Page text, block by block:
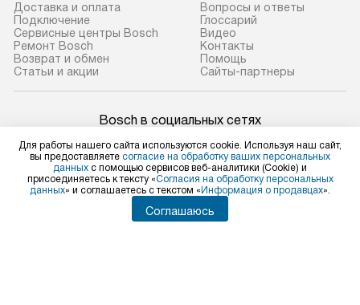
Доставка и оплата
Подключение
Сервисные центры Bosch
Ремонт Bosch
Возврат и обмен
Статьи и акции
Вопросы и ответы
Глоссарий
Видео
Контакты
Помощь
Сайты-партнеры
Bosch в социальных сетях
Для физических лиц
shop@bosch-centre.ru
Для юридических лиц
Для работы нашего сайта используются cookie. Используя наш сайт,
вы предоставляете согласие на обработку ваших персональных
данных с помощью сервисов веб-аналитики (Cookie) и
присоединяетесь к тексту «Согласия на обработку персональных
данных» и соглашаетесь с текстом « Информация о продавцах».
Соглашаюсь